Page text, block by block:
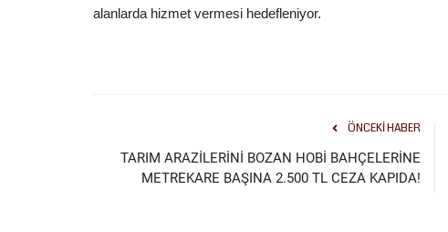
alanlarda hizmet vermesi hedefleniyor.
ÖNCEKI HABER
TARIM ARAZİLERİNİ BOZAN HOBİ BAHÇELERİNE
METREKARE BAŞINA 2.500 TL CEZA KAPIDA!
Temmuz 14, 2026 0